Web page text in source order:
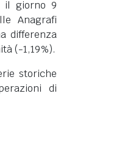
il giorno 9
Anagrafi
differenza
(-1,19%).
storiche
di